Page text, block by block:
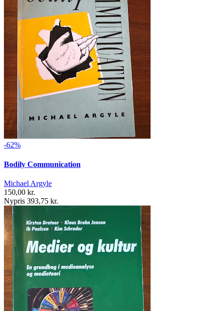
-62%
Bodily Communication
Michael Argyle
150,00 kr.
Nypris 393,75 kr.